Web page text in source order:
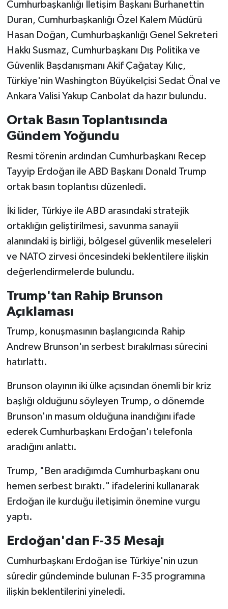
Cumhurbaşkanlığı İletişim Başkanı Burhanettin
Duran, Cumhurbaşkanlığı Özel Kalem Müdürü
Hasan Doğan, Cumhurbaşkanlığı Genel Sekreteri
Hakkı Susmaz, Cumhurbaşkanı Dış Politika ve
Güvenlik Başdanışmanı Akif Çağatay Kılıç,
Türkiye'nin Washington Büyükelçisi Sedat Önal ve
Ankara Valisi Yakup Canbolat da hazır bulundu.
Ortak Basın Toplantısında
Gündem Yoğundu
Resmi törenin ardından Cumhurbaşkanı Recep
Tayyip Erdoğan ile ABD Başkanı Donald Trump
ortak basın toplantısı düzenledi.
İki lider, Türkiye ile ABD arasındaki stratejik
ortaklığın geliştirilmesi, savunma sanayii
alanındaki iş birliği, bölgesel güvenlik meseleleri
ve NATO zirvesi öncesindeki beklentilere ilişkin
değerlendirmelerde bulundu.
Trump'tan Rahip Brunson
Açıklaması
Trump, konuşmasının başlangıcında Rahip
Andrew Brunson'ın serbest bırakılması sürecini
hatırlattı.
Brunson olayının iki ülke açısından önemli bir kriz
başlığı olduğunu söyleyen Trump, o dönemde
Brunson'ın masum olduğuna inandığını ifade
ederek Cumhurbaşkanı Erdoğan'ı telefonla
aradığını anlattı.
Trump, "Ben aradığımda Cumhurbaşkanı onu
hemen serbest bıraktı." ifadelerini kullanarak
Erdoğan ile kurduğu iletişimin önemine vurgu
yaptı.
Erdoğan'dan F-35 Mesajı
Cumhurbaşkanı Erdoğan ise Türkiye'nin uzun
süredir gündeminde bulunan F-35 programına
ilişkin beklentilerini yineledi.